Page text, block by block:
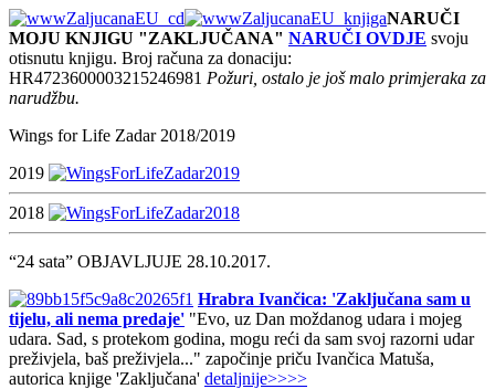
NARUČI
MOJU KNJIGU "ZAKLJUČANA" NARUČI OVDJE svoju
otisnutu knjigu. Broj računa za donaciju:
HR4723600003215246981 Požuri, ostalo je još malo primjeraka za
narudžbu.
Wings for Life Zadar 2018/2019
2019
2018
“24 sata” OBJAVLJUJE 28.10.2017.
Hrabra Ivančica: 'Zaključana sam u
tijelu, ali nema predaje' "Evo, uz Dan moždanog udara i mojeg
udara. Sad, s protekom godina, mogu reći da sam svoj razorni udar
preživjela, baš preživjela..." započinje priču Ivančica Matuša,
autorica knjige 'Zaključana' detaljnije>>>>